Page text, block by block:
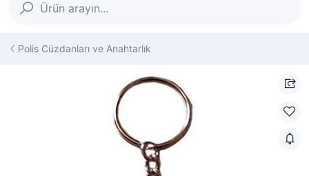
Polis Cüzdanları ve Anahtarlık